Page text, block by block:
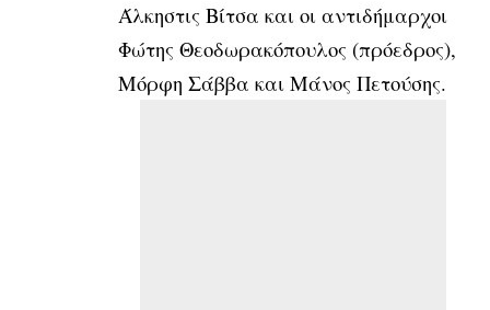
Άλκηστις Βίτσα και οι αντιδήμαρχοι
Φώτης Θεοδωρακόπουλος (πρόεδρος),
Μόρφη Σάββα και Μάνος Πετούσης.